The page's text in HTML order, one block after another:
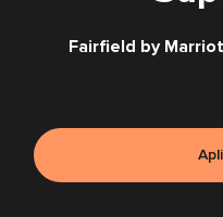
Fairfield by